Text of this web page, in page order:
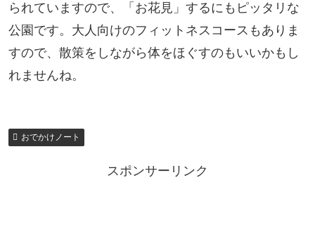
られていますので、「お花見」するにもピッタリな
公園です。大人向けのフィットネスコースもありま
すので、散策をしながら体をほぐすのもいいかもし
れませんね。
おでかけノート
スポンサーリンク